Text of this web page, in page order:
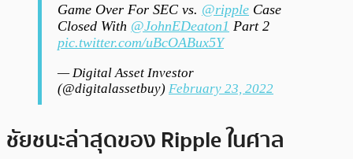
Game Over For SEC vs. @ripple Case
Closed With @JohnEDeaton1 Part 2
pic.twitter.com/uBcOABux5Y
— Digital Asset Investor
(@digitalassetbuy) February 23, 2022
ชัยชนะล่าสุดของ Ripple ในศาล